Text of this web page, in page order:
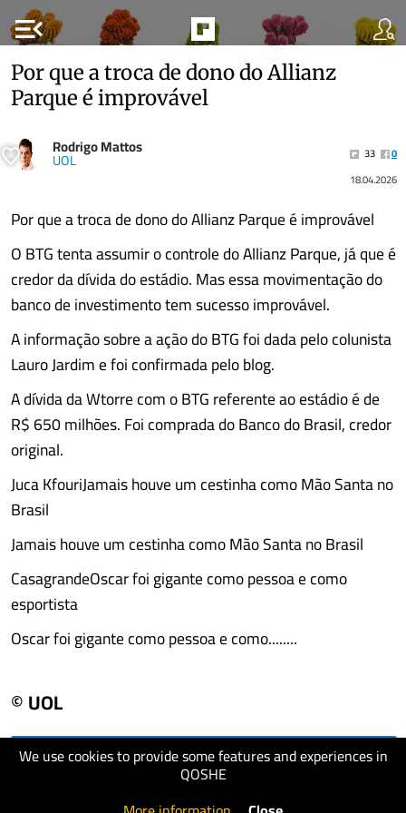
menu_open
We use cookies to provide some features and experiences in
QOSHE
Por que a troca de dono do Allianz
Parque é improvável
Rodrigo Mattos
UOL 33
0
18.04.2026
Por que a troca de dono do Allianz Parque é improvável
O BTG tenta assumir o controle do Allianz Parque, já que é
credor da dívida do estádio. Mas essa movimentação do
banco de investimento tem sucesso improvável.
A informação sobre a ação do BTG foi dada pelo colunista
Lauro Jardim e foi confirmada pelo blog.
A dívida da Wtorre com o BTG referente ao estádio é de
R$ 650 milhões. Foi comprada do Banco do Brasil, credor
original.
Juca KfouriJamais houve um cestinha como Mão Santa no
Brasil
Jamais houve um cestinha como Mão Santa no Brasil
CasagrandeOscar foi gigante como pessoa e como
esportista
Oscar foi gigante como pessoa e como........
© UOL
visit website